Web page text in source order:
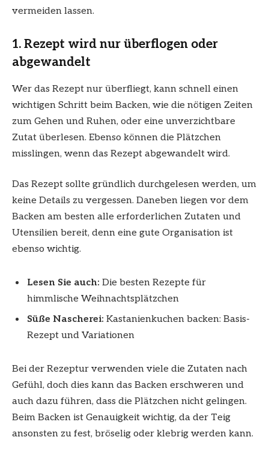
vermeiden lassen.
1. Rezept wird nur überflogen oder
abgewandelt
Wer das Rezept nur überfliegt, kann schnell einen
wichtigen Schritt beim Backen, wie die nötigen Zeiten
zum Gehen und Ruhen, oder eine unverzichtbare
Zutat überlesen. Ebenso können die Plätzchen
misslingen, wenn das Rezept abgewandelt wird.
Das Rezept sollte gründlich durchgelesen werden, um
keine Details zu vergessen. Daneben liegen vor dem
Backen am besten alle erforderlichen Zutaten und
Utensilien bereit, denn eine gute Organisation ist
ebenso wichtig.
Lesen Sie auch: Die besten Rezepte für
himmlische Weihnachtsplätzchen
Süße Nascherei: Kastanienkuchen backen: Basis-
Rezept und Variationen
Bei der Rezeptur verwenden viele die Zutaten nach
Gefühl, doch dies kann das Backen erschweren und
auch dazu führen, dass die Plätzchen nicht gelingen.
Beim Backen ist Genauigkeit wichtig, da der Teig
ansonsten zu fest, bröselig oder klebrig werden kann.